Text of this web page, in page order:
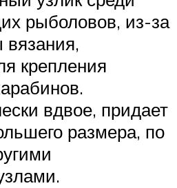
рыболовов, из-за
вязания,
крепления
вдвое, придает
размера, по